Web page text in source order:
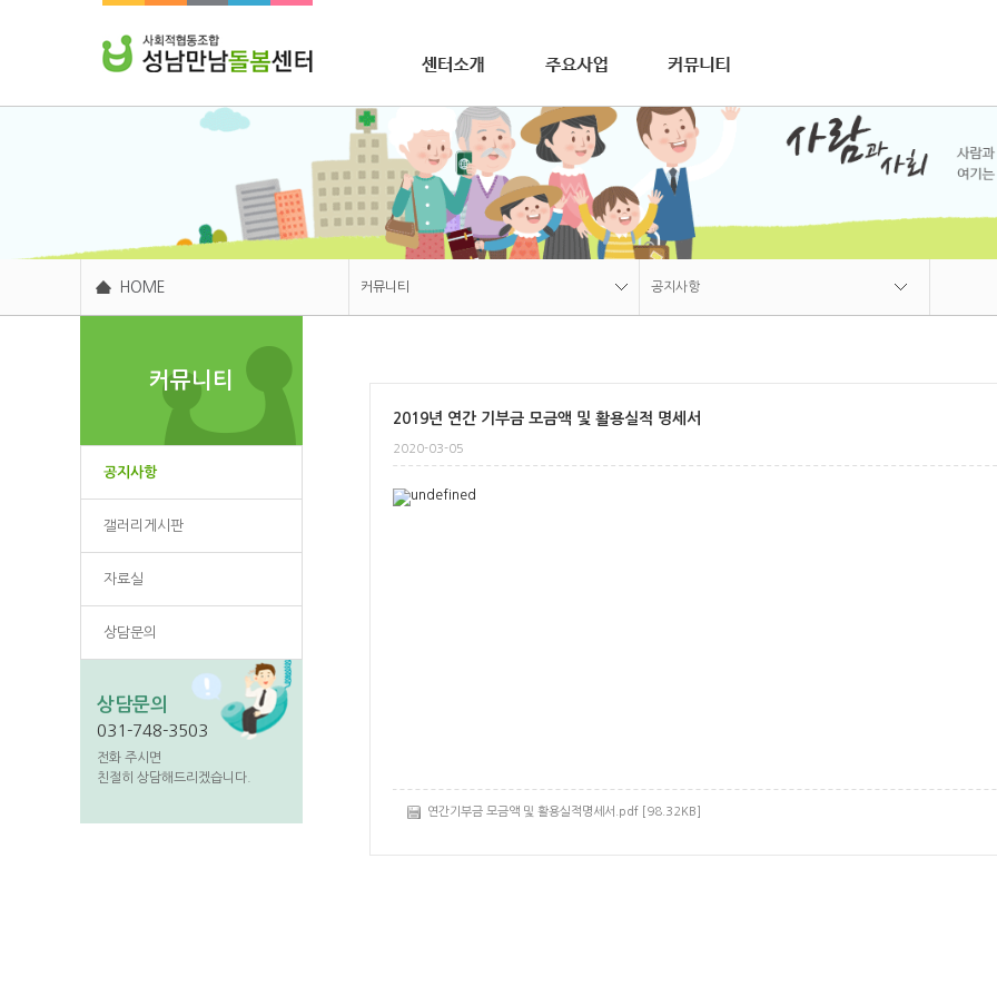
조합소개 연혁 비전 조직 오시는길
재가장기요양사업 장애인활동지원사업 가사간병방문지원사업
공지사항 갤러리게시판 자료실
HOME 커뮤니티
후원봉사
공지사항
자료실
커뮤니티
공지사항
갤러리게시판
자료실
상담문의
상담문의
031-748-3503
전화 주시면
친절히 상담해드리겠습니다.
2019년 연간 기부금 모금액 및 활용실적 명세서
2020-03-05
연간기부금 모금액 및 활용실적명세서.pdf [98.32KB]